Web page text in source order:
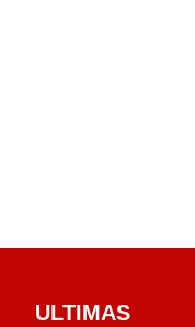
ULTIMAS